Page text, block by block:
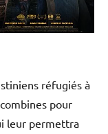
réfugiés à
pour
leur permettra